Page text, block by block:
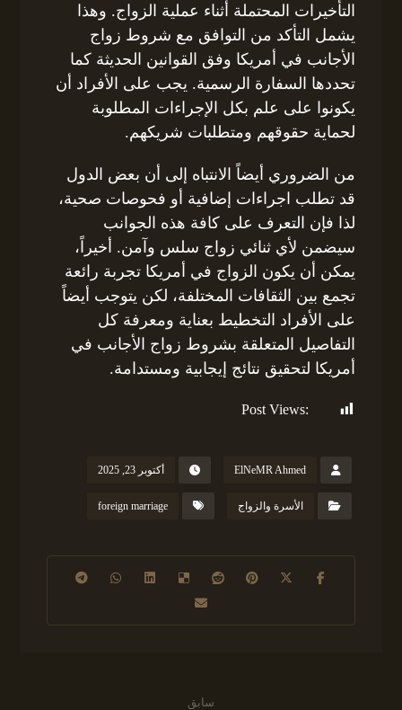
التأخيرات المحتملة أثناء عملية الزواج. وهذا
يشمل التأكد من التوافق مع شروط زواج
الأجانب في أمريكا وفق القوانين الحديثة كما
تحددها السفارة الرسمية. يجب على الأفراد أن
يكونوا على علم بكل الإجراءات المطلوبة
لحماية حقوقهم ومتطلبات شريكهم.
من الضروري أيضاً الانتباه إلى أن بعض الدول
قد تطلب اجراءات إضافية أو فحوصات صحية،
لذا فإن التعرف على كافة هذه الجوانب
سيضمن لأي ثنائي زواج سلس وآمن. أخيراً،
يمكن أن يكون الزواج في أمريكا تجربة رائعة
تجمع بين الثقافات المختلفة، لكن يتوجب أيضاً
على الأفراد التخطيط بعناية ومعرفة كل
التفاصيل المتعلقة بشروط زواج الأجانب في
أمريكا لتحقيق نتائج إيجابية ومستدامة.
Post Views:
ElNeMR Ahmed أكتوبر 23, 2025
الأسرة والزواج foreign marriage
سابق